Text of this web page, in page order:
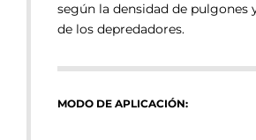
según la densidad de pulgones
de los depredadores.
MODO DE APLICACIÓN: